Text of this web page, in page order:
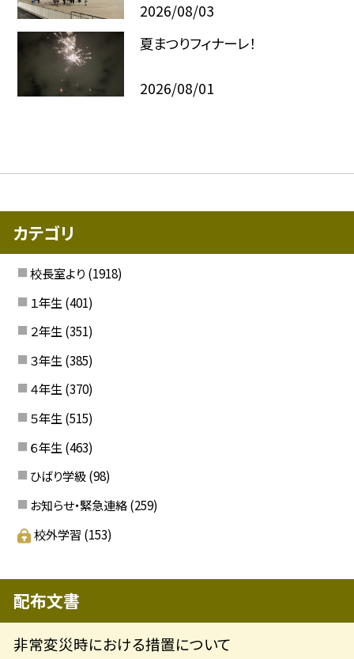
2026/08/03
夏まつりフィナーレ！
2026/08/01
カテゴリ
校長室より (1918)
１年生 (401)
２年生 (351)
３年生 (385)
４年生 (370)
５年生 (515)
６年生 (463)
ひばり学級 (98)
お知らせ・緊急連絡 (259)
校外学習 (153)
配布文書
非常変災時における措置について